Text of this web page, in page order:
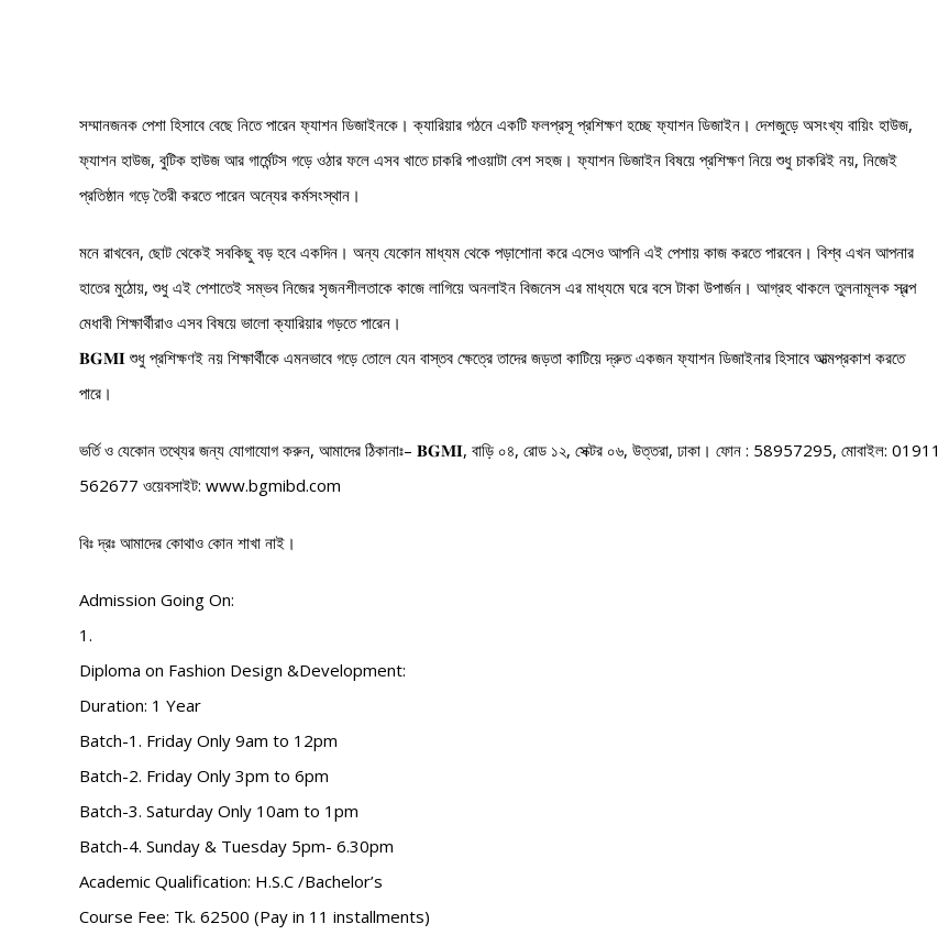
সম্মানজনক পেশা হিসাবে বেছে নিতে পারেন ফ্যাশন ডিজাইনকে। ক্যারিয়ার গঠনে একটি ফলপ্রসূ প্রশিক্ষণ হচ্ছে ফ্যাশন ডিজাইন। দেশজুড়ে অসংখ্য বায়িং হাউজ,
ফ্যাশন হাউজ, বুটিক হাউজ আর গার্মেন্টস গড়ে ওঠার ফলে এসব খাতে চাকরি পাওয়াটা বেশ সহজ। ফ্যাশন ডিজাইন বিষয়ে প্রশিক্ষণ নিয়ে শুধু চাকরিই নয়, নিজেই
প্রতিষ্ঠান গড়ে তৈরী করতে পারেন অন্যের কর্মসংস্থান।
মনে রাখবেন, ছোট থেকেই সবকিছু বড় হবে একদিন। অন্য যেকোন মাধ্যম থেকে পড়াশোনা করে এসেও আপনি এই পেশায় কাজ করতে পারবেন। বিশ্ব এখন আপনার
হাতের মুঠোয়, শুধু এই পেশাতেই সম্ভব নিজের সৃজনশীলতাকে কাজে লাগিয়ে অনলাইন বিজনেস এর মাধ্যমে ঘরে বসে টাকা উপার্জন। আগ্রহ থাকলে তুলনামূলক স্বল্প
মেধাবী শিক্ষার্থীরাও এসব বিষয়ে ভালো ক্যারিয়ার গড়তে পারেন।
𝐁𝐆𝐌𝐈 শুধু প্রশিক্ষণই নয় শিক্ষার্থীকে এমনভাবে গড়ে তোলে যেন বাস্তব ক্ষেত্রে তাদের জড়তা কাটিয়ে দ্রুত একজন ফ্যাশন ডিজাইনার হিসাবে আত্মপ্রকাশ করতে
পারে।
ভর্তি ও যেকোন তথ্যের জন্য যোগাযোগ করুন, আমাদের ঠিকানাঃ– 𝐁𝐆𝐌𝐈, বাড়ি ০৪, রোড ১২, সেক্টর ০৬, উত্তরা, ঢাকা। ফোন : 58957295, মোবাইল: 01911
562677 ওয়েবসাইট: www.bgmibd.com
বিঃ দ্রঃ আমাদের কোথাও কোন শাখা নাই।
Admission Going On:
1.
Diploma on Fashion Design &Development:
Duration: 1 Year
Batch-1. Friday Only 9am to 12pm
Batch-2. Friday Only 3pm to 6pm
Batch-3. Saturday Only 10am to 1pm
Batch-4. Sunday & Tuesday 5pm- 6.30pm
Academic Qualification: H.S.C /Bachelor’s
Course Fee: Tk. 62500 (Pay in 11 installments)